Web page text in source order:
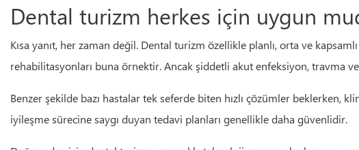
Dental turizm herkes için uygun
Kısa yanıt, her zaman değil. Dental turizm özellikle planlı, orta ve
rehabilitasyonları buna örnektir. Ancak şiddetli akut enfeksiyon, travma
Benzer şekilde bazı hastalar tek seferde biten hızlı çözümler beklerken,
iyileşme sürecine saygı duyan tedavi planları genellikle daha güvenlidir.